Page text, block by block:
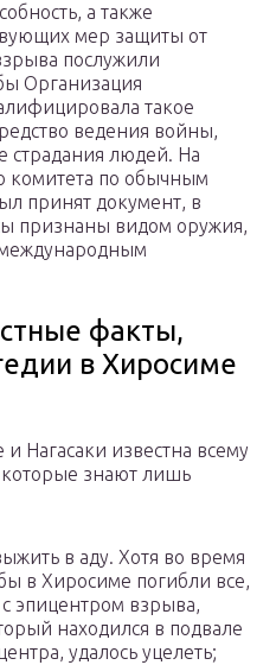
а также
мер защиты от
послужили
Организация
такое
ведения войны,
людей. На
комитета по обычным
принят документ, в
признаны видом оружия,
факты,
в Хиросиме
Нагасаки известна всему
знают лишь
в аду. Хотя во время
в Хиросиме погибли все,
эпицентром взрыва,
находился в подвале
удалось уцелеть;